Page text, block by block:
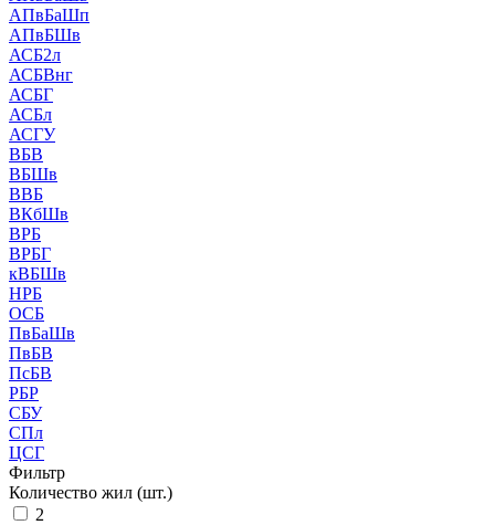
АПвБаШп
АПвБШв
АСБ2л
АСБВнг
АСБГ
АСБл
АСГУ
ВБВ
ВБШв
ВВБ
ВКбШв
ВРБ
ВРБГ
кВБШв
НРБ
ОСБ
ПвБаШв
ПвБВ
ПсБВ
РБР
СБУ
СПл
ЦСГ
Фильтр
Количество жил (шт.)
2